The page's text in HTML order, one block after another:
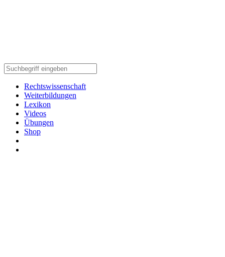
Rechtswissenschaft
Weiterbildungen
Lexikon
Videos
Übungen
Shop